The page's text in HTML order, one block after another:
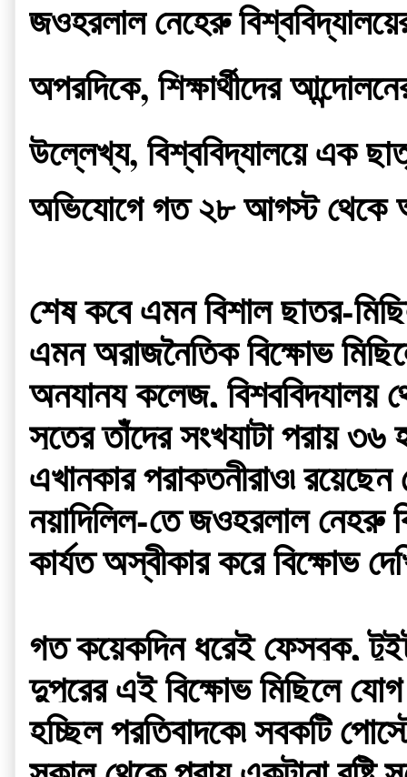
জওহরলাল নেহেরু
অপরদিকে, শিক্ষার্থীদের
উল্লেখ্য, বিশ্ববিদ্যালয়ে এক
অভিযোগে গত ২৮ আগস্ট থেকে
শেষ কবে এমন বিশাল ছাত্র-
এমন অরাজনৈতিক বিক্ষোভ
অন্যান্য কলেজ, বিশ্ববিদ্যালয়
সূত্রে তাঁদের সংখ্যাটা প্রায় ৩৬
এখানকার প্রাক্তনীরাও৷ রয়েছেন
নয়াদিল্লি-তে জওহরলাল নেহরু
কার্যত অস্বীকার করে বিক্ষোভ
গত কয়েকদিন ধরেই ফেসবুক,
দুপুরের এই বিক্ষোভ মিছিলে যোগ
হচ্ছিল প্রতিবাদকে৷ সবকটি